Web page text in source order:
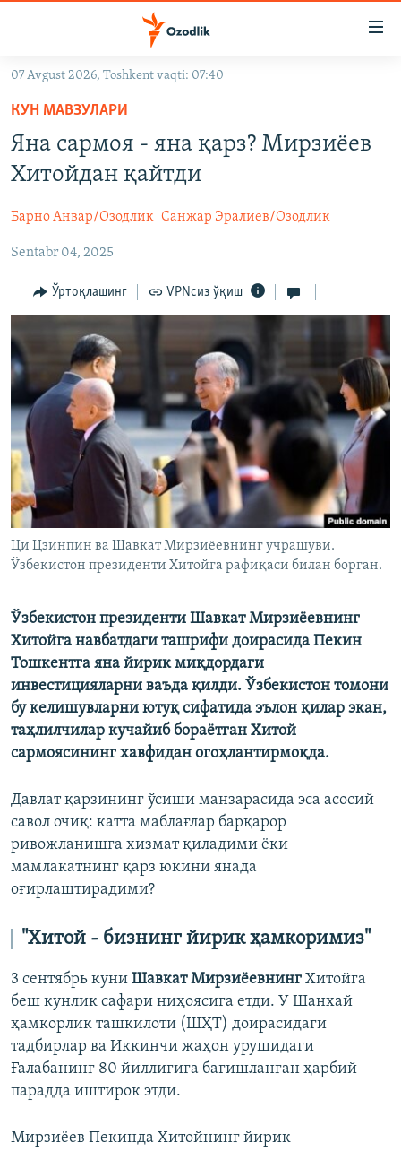
Асосий
навигацияга
ўтинг
Қидиришга
OZODARXIV
На русском
ИЖТИМОИЙ ТАРМОҚЛАР
Озодлик бошқа тилларда
07 Avgust 2026, Toshkent vaqti: 07:40
КУН МАВЗУЛАРИ
Яна сармоя - яна қарз? Мирзиёев
Хитойдан қайтди
Барно Анвар/Озодлик Санжар Эралиев/Озодлик
Sentabr 04, 2025
Ўртоқлашинг VPNсиз ўқиш
Ци Цзинпин ва Шавкат Мирзиёевнинг учрашуви.
Ўзбекистон президенти Хитойга рафиқаси билан борган.
Ўзбекистон президенти Шавкат Мирзиёевнинг
Хитойга навбатдаги ташрифи доирасида Пекин
Тошкентга яна йирик миқдордаги
инвестицияларни ваъда қилди. Ўзбекистон томони
бу келишувларни ютуқ сифатида эълон қилар экан,
таҳлилчилар кучайиб бораётган Хитой
сармоясининг хавфидан огоҳлантирмоқда.
Давлат қарзининг ўсиши манзарасида эса асосий
савол очиқ: катта маблағлар барқарор
ривожланишга хизмат қиладими ёки
мамлакатнинг қарз юкини янада
оғирлаштирадими?
"Хитой - бизнинг йирик ҳамкоримиз"
3 сентябрь куни Шавкат Мирзиёевнинг Хитойга
беш кунлик сафари ниҳоясига етди. У Шанхай
ҳамкорлик ташкилоти (ШҲТ) доирасидаги
тадбирлар ва Иккинчи жаҳон урушидаги
Ғалабанинг 80 йиллигига бағишланган ҳарбий
парадда иштирок этди.
Мирзиёев Пекинда Хитойнинг йирик